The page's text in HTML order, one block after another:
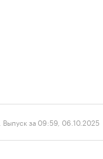
Выпуск за 09:59, 06.10.2025